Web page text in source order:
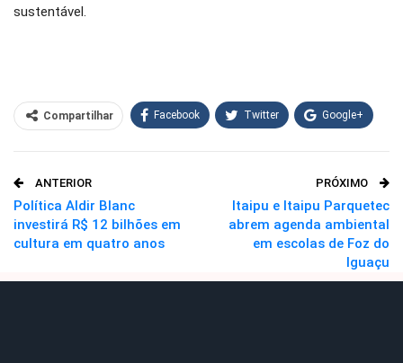
sustentável.
Compartilhar Facebook Twitter Google+
O email
ANTERIOR
Política Aldir Blanc
investirá R$ 12 bilhões em
cultura em quatro anos
PRÓXIMO
Itaipu e Itaipu Parquetec
abrem agenda ambiental
em escolas de Foz do
Iguaçu